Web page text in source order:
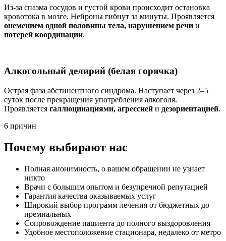
Из-за спазма сосудов и густой крови происходит остановка
кровотока в мозге. Нейроны гибнут за минуты. Проявляется
онемением одной половины тела, нарушением речи и
потерей координации.
Алкогольный делирий (белая горячка)
Острая фаза абстинентного синдрома. Наступает через 2–5
суток после прекращения употребления алкоголя.
Проявляется галлюцинациями, агрессией и дезориентацией.
6 причин
Почему выбирают нас
Полная анонимность, о вашем обращении не узнает
никто
Врачи с большим опытом и безупречной репутацией
Гарантия качества оказываемых услуг
Широкий выбор программ лечения от бюджетных до
премиальных
Сопровождение пациента до полного выздоровления
Удобное местоположение стационара, недалеко от метро